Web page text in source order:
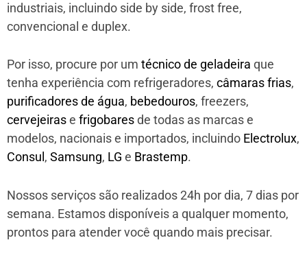
industriais, incluindo side by side, frost free,
convencional e duplex.
Por isso, procure por um técnico de geladeira que
tenha experiência com refrigeradores, câmaras frias,
purificadores de água, bebedouros, freezers,
cervejeirase frigobaresde todas as marcas e
modelos, nacionais e importados, incluindo Electrolux,
Consul , Samsung, LG e Brastemp.
Nossos serviços são realizados 24h por dia, 7 dias por
semana. Estamos disponíveis a qualquer momento,
prontos para atender você quando mais precisar.